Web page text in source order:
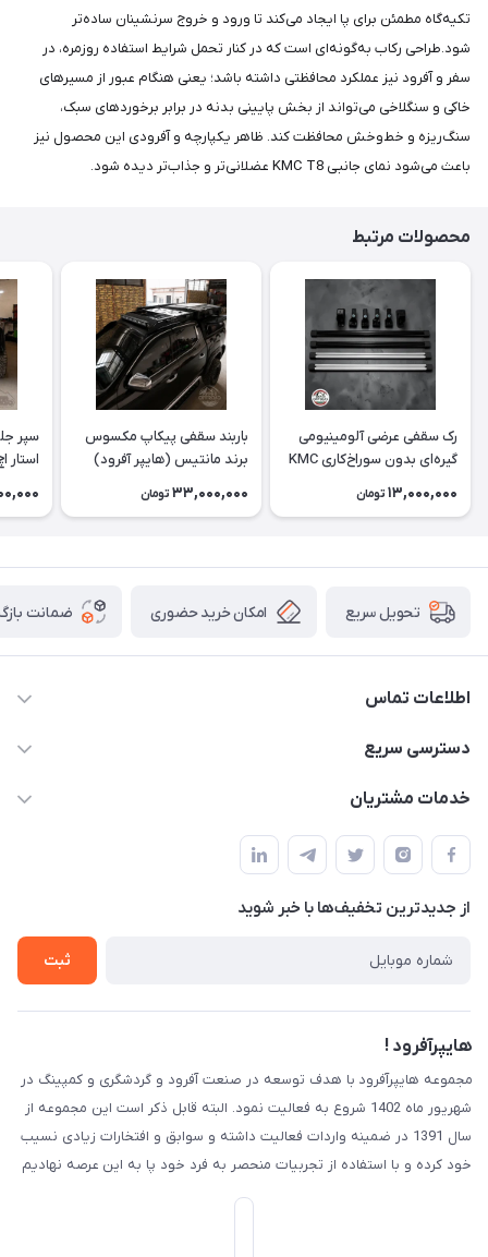
تکیه‌گاه مطمئن برای پا ایجاد می‌کند تا ورود و خروج سرنشینان ساده‌تر
شود.طراحی رکاب به‌گونه‌ای است که در کنار تحمل شرایط استفاده روزمره، در
سفر و آفرود نیز عملکرد محافظتی داشته باشد؛ یعنی هنگام عبور از مسیرهای
خاکی و سنگلاخی می‌تواند از بخش پایینی بدنه در برابر برخوردهای سبک،
سنگ‌ریزه و خط‌وخش محافظت کند. ظاهر یکپارچه و آفرودی این محصول نیز
باعث می‌شود نمای جانبی KMC T8 عضلانی‌تر و جذاب‌تر دیده شود.
محصولات مرتبط
رک سقفی عرضی آلومینیومی
گیره‌ای بدون سوراخ‌کاری KMC
13,000,000 تومان
باربند سقفی پیکاپ مکسوس
برند مانتیس (هایپر آفرود)
33,000,000 تومان
سپر
استار
تحویل سریع امکان خرید حضوری ضمانت
اطلاعات تماس
09120582600
دسترسی سریع
حساب کاربری
لیست محصولات
درباره ما
خدمات مشتریان
قوانین و مقررات
حریم خصوصی
راهنما
از جدید‌ترین تخفیف‌ها با‌ خبر شوید
ثبت
هایپرآفرود !
مجموعه هایپرآفرود با هدف توسعه در صنعت آفرود و گردشگری و کمپینگ در
شهریور ماه 1402 شروع به فعالیت نمود. البته قابل ذکر است این مجموعه از
سال 1391 در ضمینه واردات فعالیت داشته و سوابق و افتخارات زیادی نسیب
خود کرده و با استفاده از تجربیات منحصر به فرد خود پا به این عرصه نهادیم